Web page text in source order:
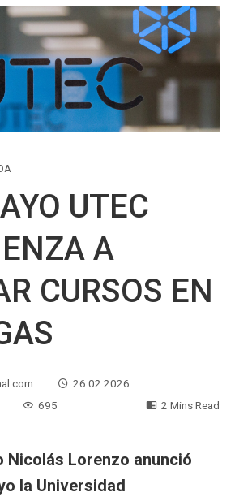
UTEC
A
CURSOS EN
26.02.2026
695 2 Mins Read
Nicolás Lorenzo anunció
la Universidad